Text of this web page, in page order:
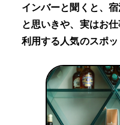
インバーと聞くと、
と思いきや、実はお
利用する人気のスポッ